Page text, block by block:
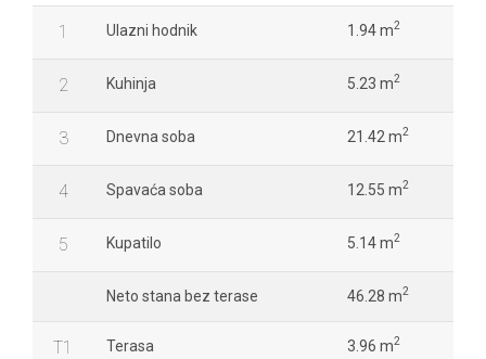
1 Ulazni hodnik 1.94 m2
2 Kuhinja 5.23 m2
3 Dnevna soba 21.42 m2
4 Spavaća soba 12.55 m2
5 Kupatilo 5.14 m2
Neto stana bez terase 46.28 m2
T1 Terasa 3.96 m2